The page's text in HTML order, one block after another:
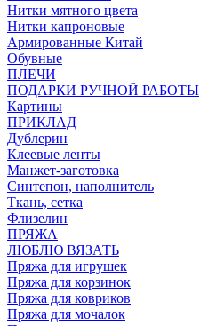
Нитки мятного цвета
Нитки капроновые
Армированные Китай
Обувные
ПЛЕЧИ
ПОДАРКИ РУЧНОЙ РАБОТЫ
Картины
ПРИКЛАД
Дублерин
Клеевые ленты
Манжет-заготовка
Синтепон, наполнитель
Ткань, сетка
Флизелин
ПРЯЖА
ЛЮБЛЮ ВЯЗАТЬ
Пряжа для игрушек
Пряжа для корзинок
Пряжа для ковриков
Пряжа для мочалок